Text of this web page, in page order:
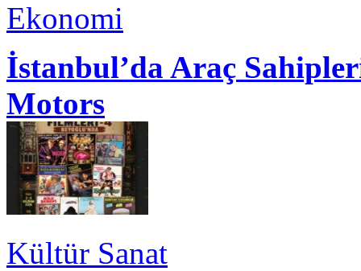
Ekonomi
İstanbul’da Araç
Motors
Kültür Sanat